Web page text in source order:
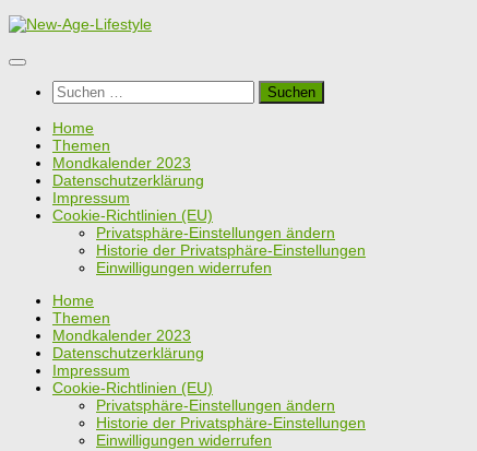
Zum
springen
Suchen
nach:
Home
Themen
Mondkalender 2023
Datenschutzerklärung
Impressum
Cookie-Richtlinien (EU)
Privatsphäre-Einstellungen ändern
Historie der Privatsphäre-Einstellungen
Einwilligungen widerrufen
Home
Themen
Mondkalender 2023
Datenschutzerklärung
Impressum
Cookie-Richtlinien (EU)
Privatsphäre-Einstellungen ändern
Historie der Privatsphäre-Einstellungen
Einwilligungen widerrufen